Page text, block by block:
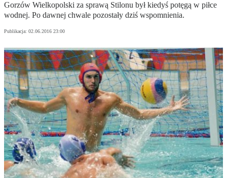
Gorzów Wielkopolski za sprawą Stilonu był kiedyś potęgą w piłce
wodnej. Po dawnej chwale pozostały dziś wspomnienia.
Publikacja: 02.06.2016 23:00